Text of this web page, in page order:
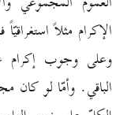
الإكرام مثلاً
وعلى وجوب إكرام
الباقي. وأمّا لو